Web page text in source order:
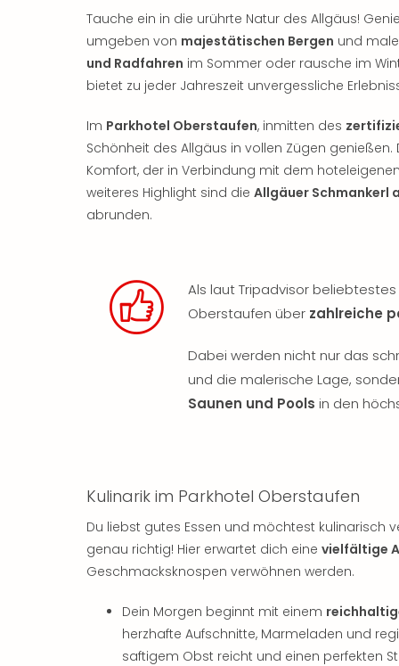
Tauche ein in die urührte Natur des Allgäus!
umgeben von majestätischen Bergen und
und Radfahren im Sommer oder rausche im
bietet zu jeder Jahreszeit unvergessliche
Im Parkhotel Oberstaufen, inmitten des
Schönheit des Allgäus in vollen Zügen
Komfort, der in Verbindung mit dem
weiteres Highlight sind die Allgäuer Schmankerl
abrunden.
Als laut Tripadvisor
Oberstaufen über zahlreiche
Dabei werden nicht nur das
und die malerische Lage,
Saunen und Pools in den
Kulinarik im Parkhotel Oberstaufen
Du liebst gutes Essen und möchtest kulinarisch
genau richtig! Hier erwartet dich eine vielfältige
Geschmacksknospen verwöhnen werden.
Dein Morgen beginnt mit einem
herzhafte Aufschnitte, Marmeladen und
saftigem Obst reicht und einen perfekten